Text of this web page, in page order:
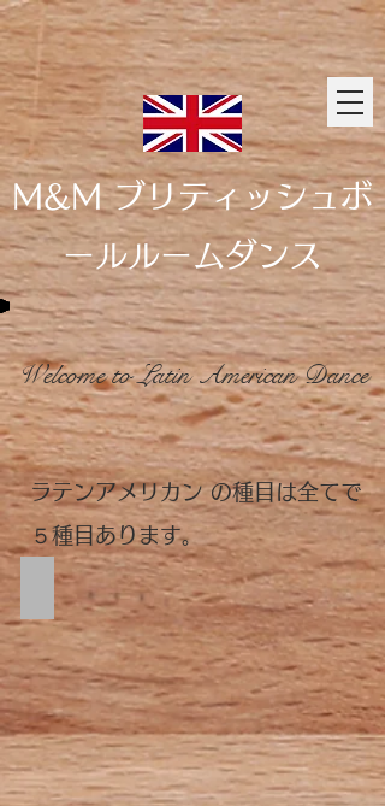
M&M ブリティッシュボ
ールルームダンス
Welcome to Latin American Dance
ラテンアメリカン の種目は全てで
５種目あります。​
chacha こちらをクリック！